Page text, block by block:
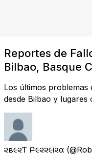
Reportes de
Bilbao, Basque
Los últimos
desde Bilbao y lugares
૨ѳв૯૨Ƭѳ Բ૯૨૨૯i૨α